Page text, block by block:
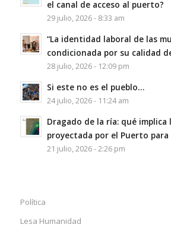
el canal de acceso al puerto?
29 julio, 2026 - 8:33 am
“La identidad laboral de las
condicionada por su calidad
28 julio, 2026 - 12:09 pm
Si este no es el pueblo…
24 julio, 2026 - 11:24 am
Dragado de la ría: qué
proyectada por el Puerto para
21 julio, 2026 - 2:26 pm
Política
Lesa Humanidad